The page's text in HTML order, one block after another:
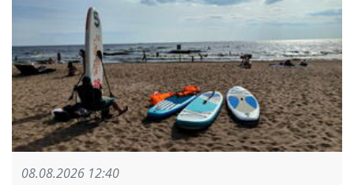
08.08.2026 12:40